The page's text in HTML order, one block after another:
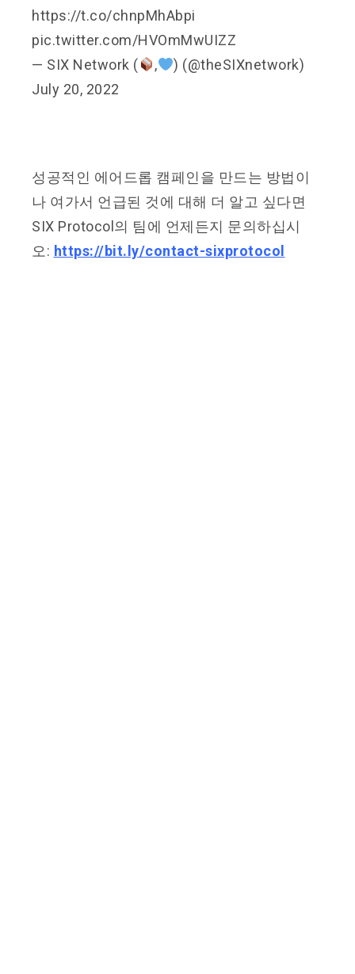
https://t.co/chnpMhAbpi
pic.twitter.com/HVOmMwUIZZ
— SIX Network (
,
) (@theSIXnetwork)
July 20, 2022
성공적인 에어드롭 캠페인을 만드는 방법이
나 여가서 언급된 것에 대해 더 알고 싶다면
SIX Protocol의 팀에 언제든지 문의하십시
오: https://bit.ly/contact-sixprotocol